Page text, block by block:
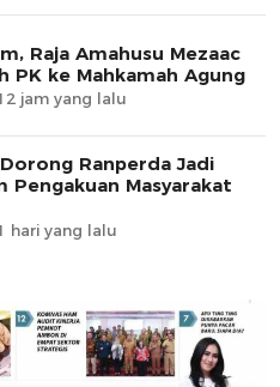
Raja Amahusu Mezaac
PK ke Mahkamah Agung
jam yang lalu
Ranperda Jadi
Pengakuan Masyarakat
hari yang lalu